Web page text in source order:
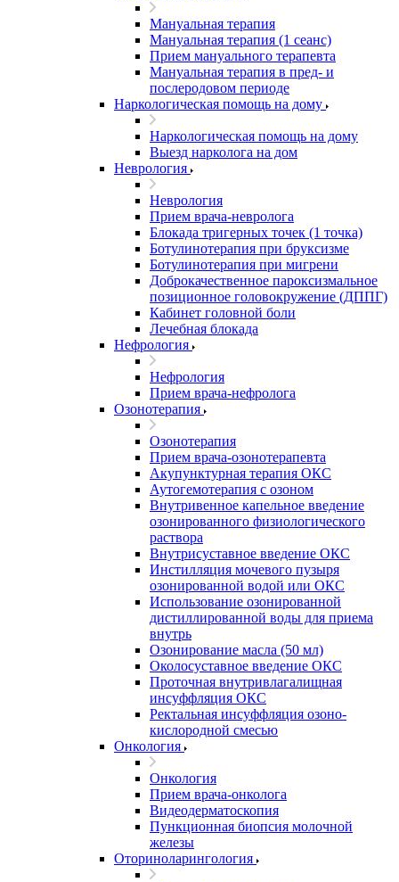
Мануальная терапия
Мануальная терапия (1 сеанс)
Прием мануального терапевта
Мануальная терапия в пред- и
послеродовом периоде
Наркологическая помощь на дому
Наркологическая помощь на дому
Выезд нарколога на дом
Неврология
Неврология
Прием врача-невролога
Блокада тригерных точек (1 точка)
Ботулинотерапия при бруксизме
Ботулинотерапия при мигрени
Доброкачественное пароксизмальное
позиционное головокружение (ДППГ)
Кабинет головной боли
Лечебная блокада
Нефрология
Нефрология
Прием врача-нефролога
Озонотерапия
Озонотерапия
Прием врача-озонотерапевта
Акупунктурная терапия ОКС
Аутогемотерапия с озоном
Внутривенное капельное введение
озонированного физиологического
раствора
Внутрисуставное введение ОКС
Инстилляция мочевого пузыря
озонированной водой или ОКС
Использование озонированной
дистиллированной воды для приема
внутрь
Озонирование масла (50 мл)
Околосуставное введение ОКС
Проточная внутривлагалищная
инсуффляция ОКС
Ректальная инсуффляция озоно-
кислородной смесью
Онкология
Онкология
Прием врача-онколога
Видеодерматоскопия
Пункционная биопсия молочной
железы
Оториноларингология